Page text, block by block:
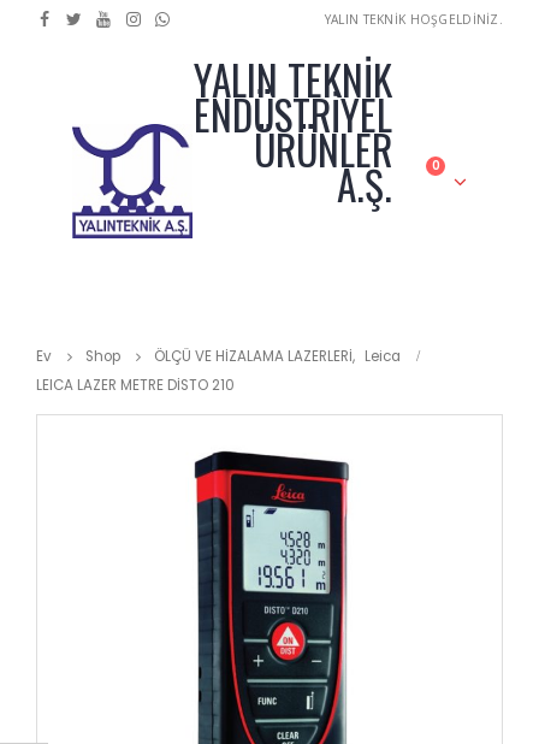
YALIN TEKNİK HOŞGELDİNİZ.
YALIN TEKNİK
ENDÜSTRİYEL
ÜRÜNLER
A.Ş. 0
Ev Shop ÖLÇÜ VE HİZALAMA LAZERLERİ, Leica
LEICA LAZER METRE DİSTO 210